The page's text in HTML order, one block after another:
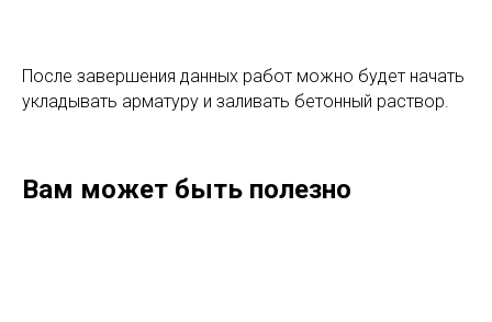
После завершения данных работ можно будет начать
укладывать арматуру и заливать бетонный раствор.
Вам может быть полезно